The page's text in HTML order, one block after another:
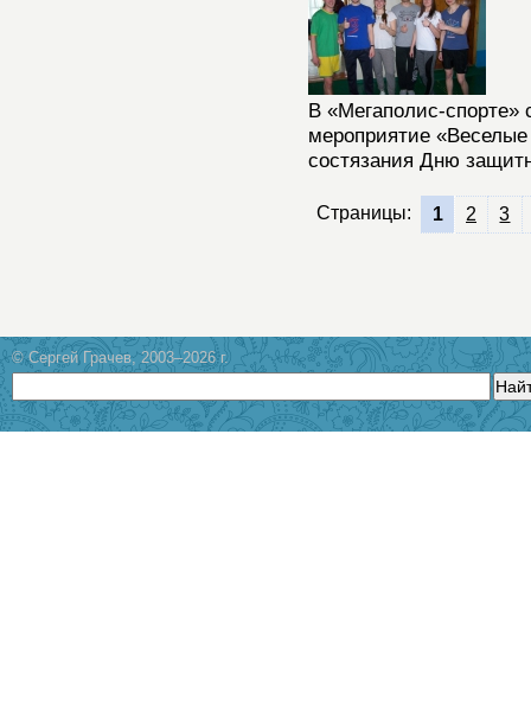
В «Мегаполис-спорте»
мероприятие
состязания Дню
Страницы: 1 2 3
© Сергей Грачев, 2003–2026 г.